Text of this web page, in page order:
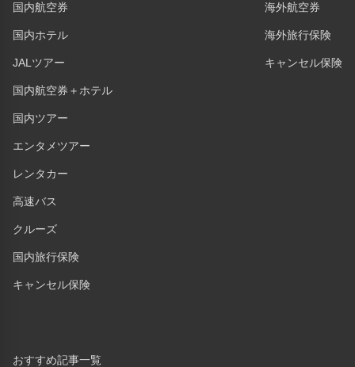
国内航空券
国内ホテル
JALツアー
国内航空券＋ホテル
国内ツアー
エンタメツアー
レンタカー
高速バス
クルーズ
国内旅行保険
キャンセル保険
おすすめ記事一覧
海外航空券
海外旅行保険
キャンセル保険